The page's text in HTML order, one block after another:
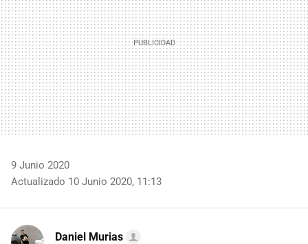
9 Junio 2020
Actualizado 10 Junio 2020, 11:13
Daniel Murias